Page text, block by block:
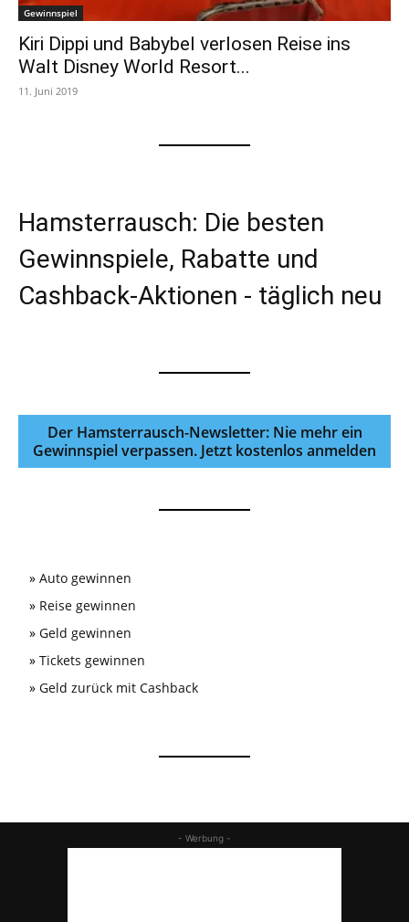
Gewinnspiel
Kiri Dippi und Babybel verlosen Reise ins
Walt Disney World Resort...
11. Juni 2019
Hamsterrausch: Die besten
Gewinnspiele, Rabatte und
Cashback-Aktionen - täglich neu
Der Hamsterrausch-Newsletter: Nie mehr ein
Gewinnspiel verpassen. Jetzt kostenlos anmelden
» Auto gewinnen
» Reise gewinnen
» Geld gewinnen
» Tickets gewinnen
» Geld zurück mit Cashback
- Werbung -